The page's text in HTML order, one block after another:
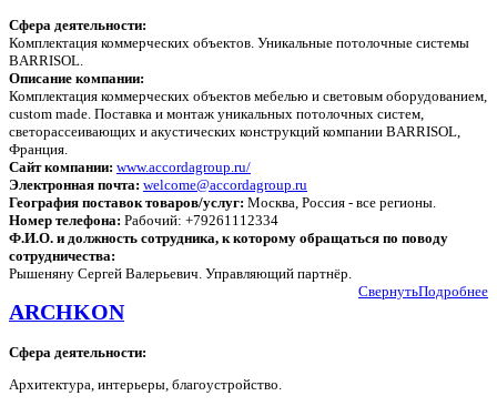
Сфера деятельности:
Комплектация коммерческих объектов. Уникальные потолочные системы
BARRISOL.
Описание компании:
Комплектация коммерческих объектов мебелью и световым оборудованием,
сustom made. Поставка и монтаж уникальных потолочных систем,
светорассеивающих и акустических конструкций компании BARRISOL,
Франция.
Сайт компании: www.accordagroup.ru/
Электронная почта: welcome@accordagroup.ru
География поставок товаров/услуг: Москва, Россия - все регионы.
Номер телефона: Рабочий: +79261112334
Ф.И.О. и должность сотрудника, к которому обращаться по поводу
сотрудничества:
Рышеняну Сергей Валерьевич. Управляющий партнёр.
Подробнее
Свернуть
ARCHKON
Сфера деятельности:
Архитектура, интерьеры, благоустройство